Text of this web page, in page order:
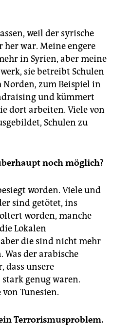
weil der syrische
war. Meine engere
in Syrien, aber meine
sie betreibt Schulen
zum Beispiel in
und kümmert
dort arbeiten. Viele von
Schulen zu
noch möglich?
worden. Viele und
sind getötet, ins
worden, manche
Lokalen
die sind nicht mehr
Was der arabische
dass unsere
genug waren.
Tunesien.
Terrorismusproblem.